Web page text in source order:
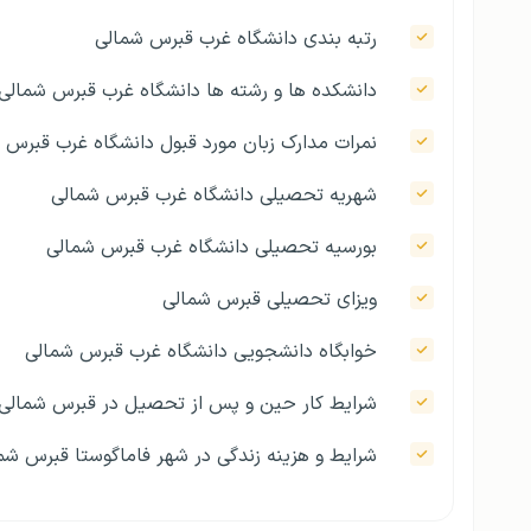
رتبه بندی دانشگاه غرب قبرس شمالی
دانشکده ها و رشته ها دانشگاه غرب قبرس
نمرات مدارک زبان مورد قبول دانشگاه غرب
شهریه تحصیلی دانشگاه غرب قبرس شمالی
بورسیه تحصیلی دانشگاه غرب قبرس شمالی
ویزای تحصیلی قبرس شمالی
خوابگاه دانشجویی دانشگاه غرب قبرس شمالی
شرایط کار حین و پس از تحصیل در قبرس
شرایط و هزینه زندگی در شهر فاماگوستا قبرس